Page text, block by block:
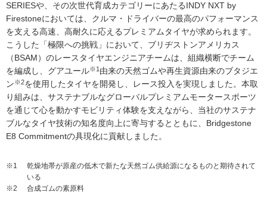
SERIESや、その次世代育成カテゴリーにあたるINDY NXT by
Firestoneにおいては、クルマ・ドライバーの最高のパフォーマンス
を支える高速、高耐久に応えるプレミアムタイヤが求められます。
こうした「極限への挑戦」において、ブリヂストンアメリカス
（BSAM）のレースタイヤエンジニアチームは、組織横断でチーム
を編成し、グアユール※1 由来の天然ゴムや再生資源由来のブタジエ
ン※2を使用したタイヤを開発し、レース投入を実現しました。本取
り組みは、サステナブルなグローバルプレミアムモータースポーツ
を通じて心を動かすモビリティ体験を支えながら、当社のサステナ
ブルなタイヤ技術の知名度向上に寄与するとともに、Bridgestone
E8 Commitmentの具現化に貢献しました。
※1
乾燥地帯が原産の低木で新たな天然ゴム供給源になるものと期待されて
いる
※2
合成ゴムの素原料